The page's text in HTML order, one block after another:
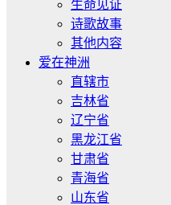
生命见证
诗歌故事
其他内容
爱在神洲
直辖市
吉林省
辽宁省
黑龙江省
甘肃省
青海省
山东省